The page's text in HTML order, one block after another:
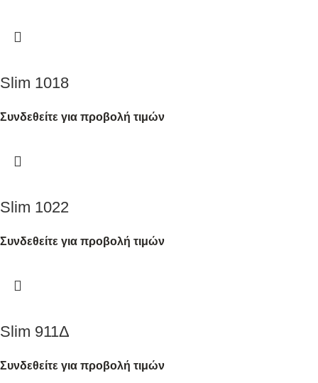
Slim 1018
Συνδεθείτε για προβολή τιμών
Slim 1022
Συνδεθείτε για προβολή τιμών
Slim 911Δ
Συνδεθείτε για προβολή τιμών